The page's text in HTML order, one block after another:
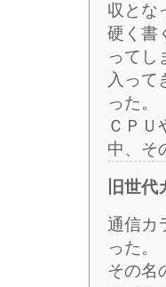
収とな
硬く書
ってし
入って
った。
ＣＰＵ
中、そ
旧世
通信カ
った。
その名